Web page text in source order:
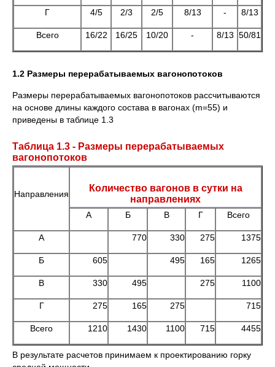
Г 4/5 2/3 2/5 8/13 - 8/13
Всего 16/22 16/25 10/20 - 8/13 50/81
1.2 Размеры перерабатываемых вагонопотоков
Размеры перерабатываемых вагонопотоков рассчитываются
на основе длины каждого состава в вагонах (m=55) и
приведены в таблице 1.3
Таблица 1.3 - Размеры перерабатываемых
вагонопотоков
Направления
Количество вагонов в сутки на
направлениях
А Б В Г Всего
А 770 330 275 1375
Б 605 495 165 1265
В 330 495 275 1100
Г 275 165 275 715
Всего 1210 1430 1100 715 4455
В результате расчетов принимаем к проектированию горку